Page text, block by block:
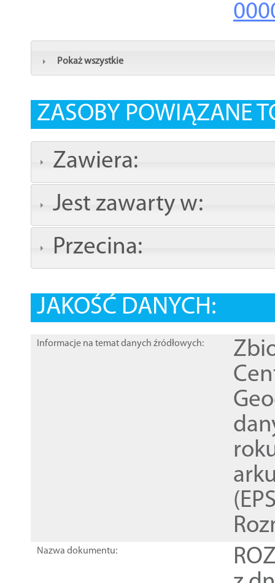
Pokaż wszystkie
ZASOBY POWIĄZANE
Zawiera:
Jest zawarty w:
Przecina:
JAKOŚĆ DANYCH:
Informacje na temat danych źródłowych:
Nazwa dokumentu: